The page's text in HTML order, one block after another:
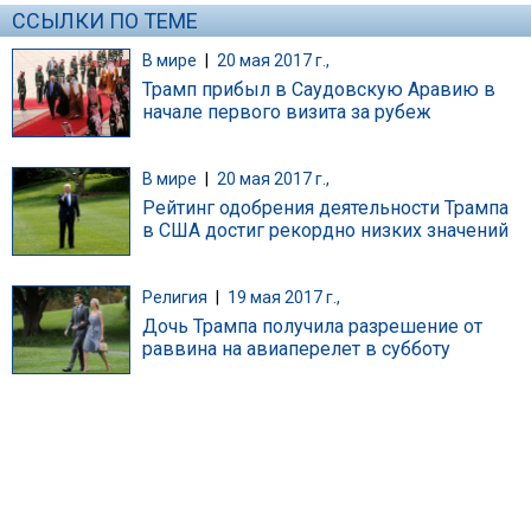
ССЫЛКИ ПО ТЕМЕ
В мире | 20 мая 2017 г.,
Трамп прибыл в Саудовскую Аравию в
начале первого визита за рубеж
В мире 20 мая 2017 г.,
Рейтинг одобрения деятельности Трампа
в США достиг рекордно низких значений
Религия 19 мая 2017 г.,
Дочь Трампа получила разрешение от
раввина на авиаперелет в субботу